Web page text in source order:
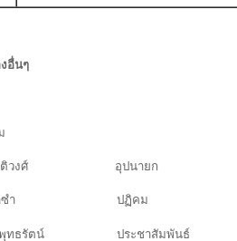
อื่นๆ
ติวงศ์ อุปนายก
ล่ำซำ ปฏิคม
รีพุทธรัตน์ ประชาสัมพัน